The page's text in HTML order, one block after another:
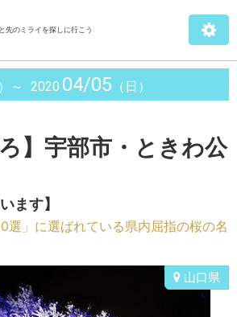
先のミライを探しに行こう
～ 2020 04/05 （日）
ろ】宇部市・ときわ公
ます】
選」に選ばれている県内屈指の桜の名
山口県